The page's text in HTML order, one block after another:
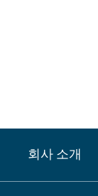
회사 소개